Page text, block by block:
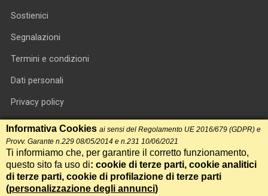
Sostienici
Segnalazioni
Termini e condizioni
Dati personali
Privacy policy
Informativa cookie
RSS feed
RSS Top News
Contatti
Informativa Cookies ai sensi del Regolamento UE 2016/679 (GDPR) e
Provv. Garante n.229 08/05/2014 e n.231 10/06/2021
Ti informiamo che, per garantire il corretto funzionamento,
questo sito fa uso di: cookie di terze parti, cookie analitici
di terze parti, cookie di profilazione di terze parti
(personalizzazione degli annunci)